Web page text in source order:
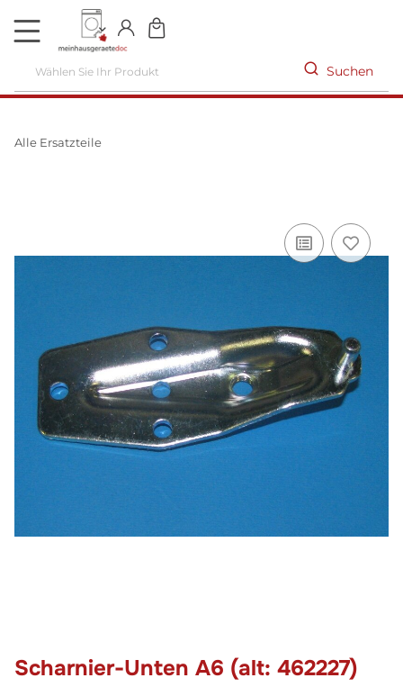
DE
Suchen
Alle Ersatzteile
Scharnier-Unten A6 (alt: 462227)